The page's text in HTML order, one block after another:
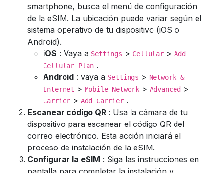
smartphone, busca el menú de configuración
de la eSIM. La ubicación puede variar según el
sistema operativo de tu dispositivo (iOS o
Android).
iOS : Vaya a Settings > Cellular > Add
Cellular Plan .
Android : vaya a Settings > Network &
Internet > Mobile Network > Advanced >
Carrier > Add Carrier .
Escanear código QR : Usa la cámara de tu
dispositivo para escanear el código QR del
correo electrónico. Esta acción iniciará el
proceso de instalación de la eSIM.
Configurar la eSIM : Siga las instrucciones en
pantalla para completar la instalación y